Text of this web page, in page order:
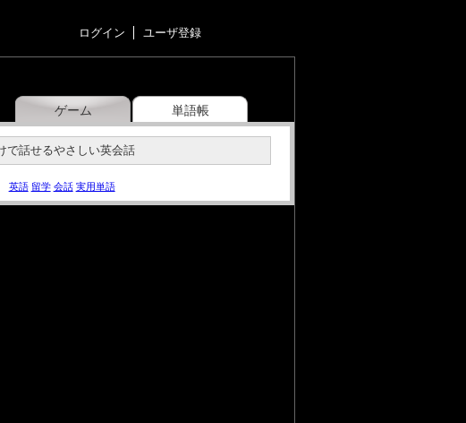
ログイン ユーザ登録
ゲーム 単語帳
で話せるやさしい英会話
英語 留学 会話 実用単語